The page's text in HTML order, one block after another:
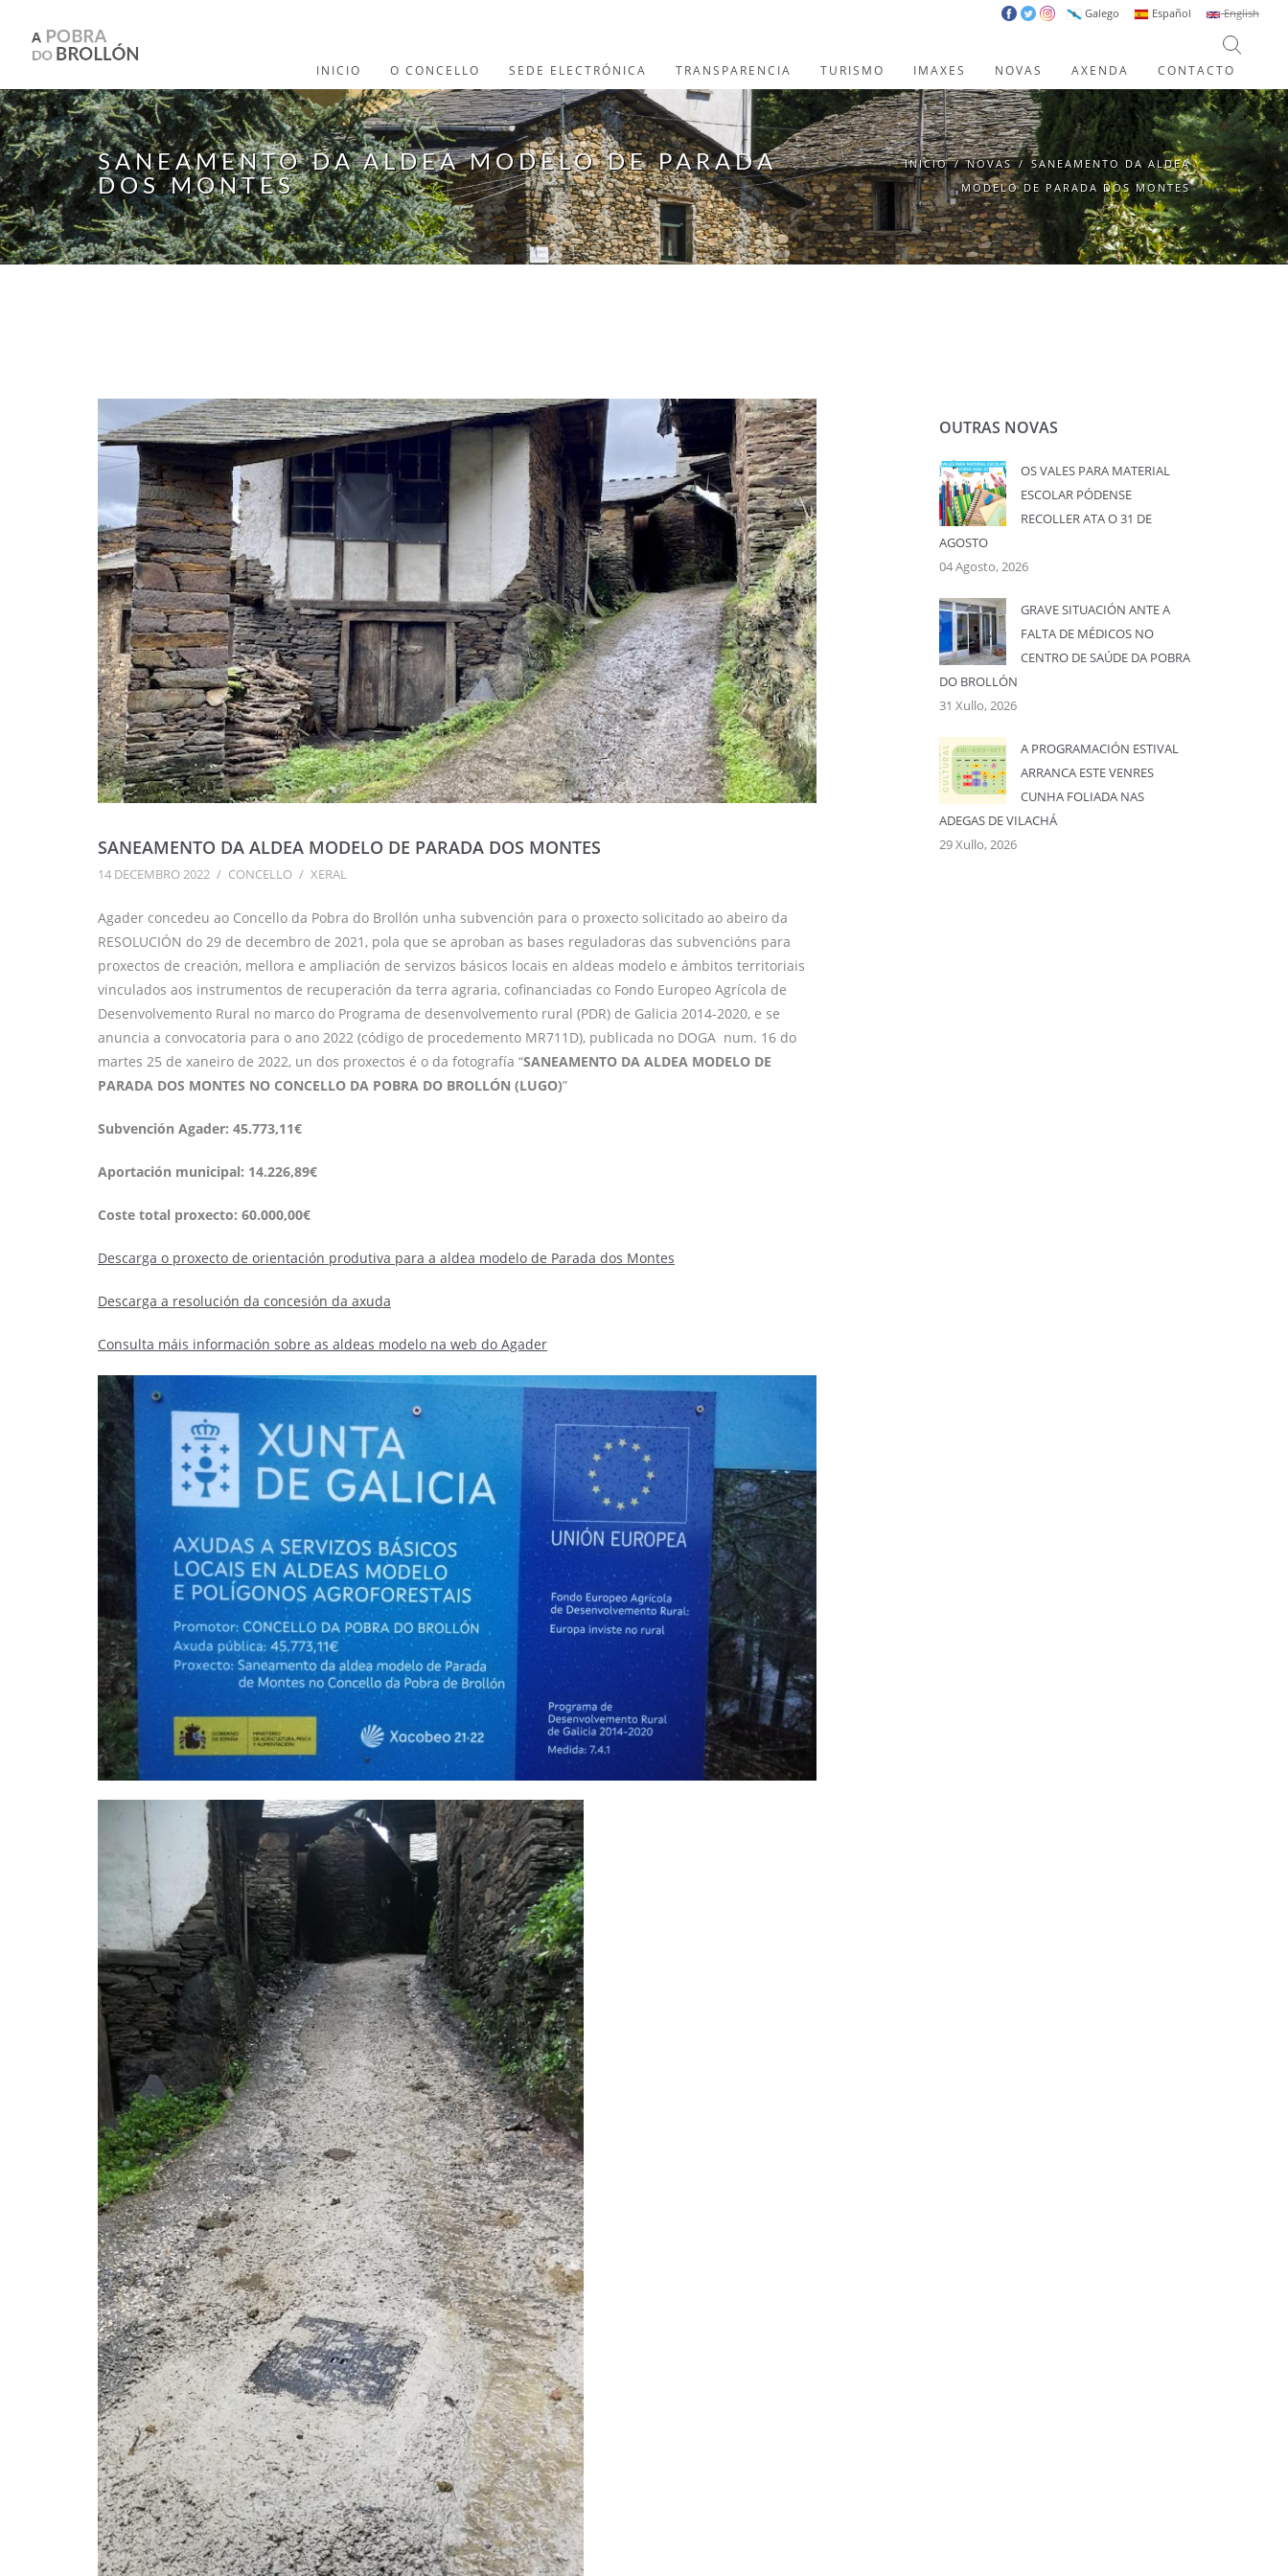
Galego Español English
INICIO O CONCELLO SEDE ELECTRÓNICA TRANSPARENCIA TURISMO IMAXES NOVAS AXENDA CONTACTO
SANEAMENTO DA ALDEA MODELO DE PARADA
DOS MONTES
INICIO / NOVAS / SANEAMENTO DA ALDEA
MODELO DE PARADA DOS MONTES
SANEAMENTO DA ALDEA MODELO DE PARADA DOS MONTES
14 DECEMBRO 2022 / CONCELLO / XERAL
Agader concedeu ao Concello da Pobra do Brollón unha subvención para o proxecto solicitado ao abeiro da
RESOLUCIÓN do 29 de decembro de 2021, pola que se aproban as bases reguladoras das subvencións para
proxectos de creación, mellora e ampliación de servizos básicos locais en aldeas modelo e ámbitos territoriais
vinculados aos instrumentos de recuperación da terra agraria, cofinanciadas co Fondo Europeo Agrícola de
Desenvolvemento Rural no marco do Programa de desenvolvemento rural (PDR) de Galicia 2014-2020, e se
anuncia a convocatoria para o ano 2022 (código de procedemento MR711D), publicada no DOGA num. 16 do
martes 25 de xaneiro de 2022, un dos proxectos é o da fotografía “SANEAMENTO DA ALDEA MODELO DE
PARADA DOS MONTES NO CONCELLO DA POBRA DO BROLLÓN (LUGO)”
Subvención Agader: 45.773,11€
Aportación municipal: 14.226,89€
Coste total proxecto: 60.000,00€
Descarga o proxecto de orientación produtiva para a aldea modelo de Parada dos Montes
Descarga a resolución da concesión da axuda
Consulta máis información sobre as aldeas modelo na web do Agader
OUTRAS NOVAS
OS VALES PARA MATERIAL
ESCOLAR PÓDENSE
RECOLLER ATA O 31 DE
AGOSTO
04 Agosto, 2026
GRAVE SITUACIÓN ANTE A
FALTA DE MÉDICOS NO
CENTRO DE SAÚDE DA POBRA
DO BROLLÓN
31 Xullo, 2026
A PROGRAMACIÓN ESTIVAL
ARRANCA ESTE VENRES
CUNHA FOLIADA NAS
ADEGAS DE VILACHÁ
29 Xullo, 2026